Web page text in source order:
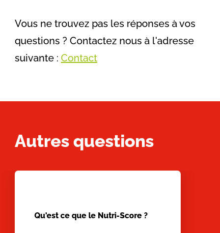
Vous ne trouvez pas les réponses à vos
questions ? Contactez nous à l'adresse
suivante : Contact
Autres questions
Qu'est ce que le Nutri-Score ?